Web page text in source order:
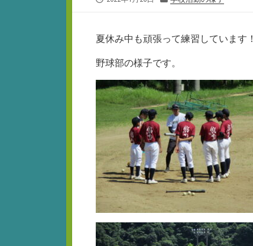
リ
ー
夏休み中も頑張って練習しています！
野球部の様子です。